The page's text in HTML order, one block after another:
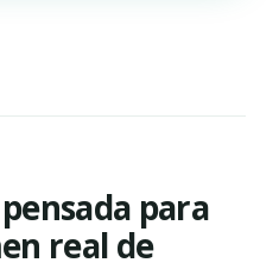
para
real de